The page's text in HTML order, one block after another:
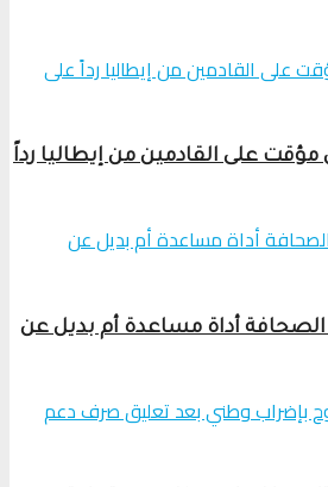
على القادمين من إيطاليا رداً
أداة مساعدة أم بديل عن